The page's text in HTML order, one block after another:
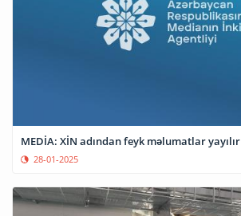
MEDİA: XİN adından feyk məlumatlar yayılır
28-01-2025